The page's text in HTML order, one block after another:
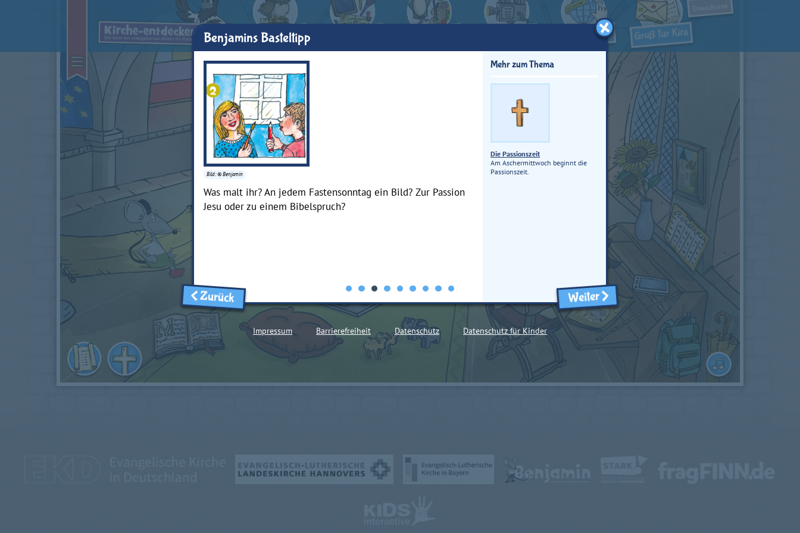
Benjamins Basteltipp
Bild: © Benjamin
Was malt ihr? An jedem Fastensonntag ein Bild? Zur Passion
Jesu oder zu einem Bibelspruch?
Zurück Weiter
Mehr zum Thema
Die Passionszeit
Am Aschermittwoch beginnt die
Passionszeit.
Impressum Barrierefreiheit Datenschutz Datenschutz für Kinder